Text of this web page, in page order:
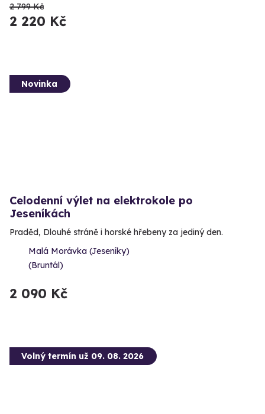
2 799 Kč
2 220 Kč
Novinka
Celodenní výlet na elektrokole po
Jeseníkách
Praděd, Dlouhé stráně i horské hřebeny za jediný den.
Malá Morávka (Jeseníky)
(Bruntál)
2 090 Kč
Volný termín už 09. 08. 2026